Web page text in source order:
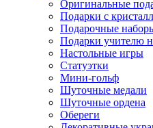
Оригинальные
Подарки с
Подарочные
Подарки учителю
Настольные игры
Статуэтки
Мини-гольф
Шуточные медали
Шуточные ордена
Обереги